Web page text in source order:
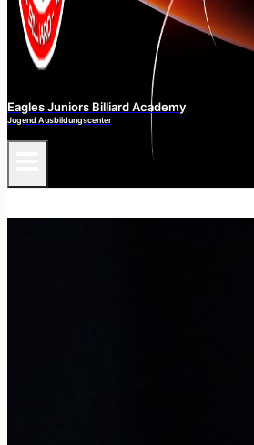
Eagles Juniors Billiard Academy
Jugend Ausbildungscenter